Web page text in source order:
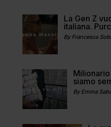
La Gen Z
italiana.
By Francesca
siamo
By Emma